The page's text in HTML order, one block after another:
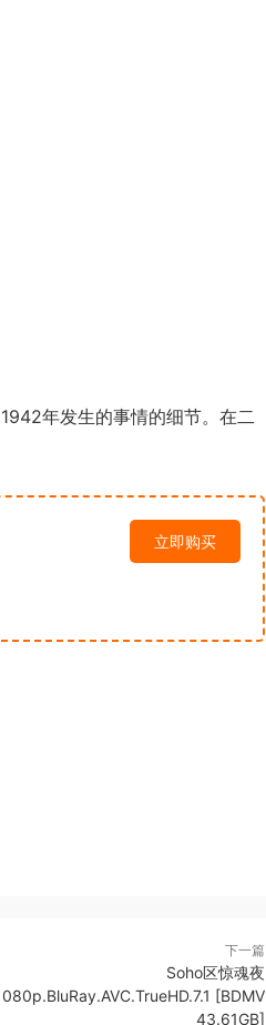
年发生的事情的细节。在二
立即购买
下一篇
Soho区惊魂夜
[BDMV
43.61GB]